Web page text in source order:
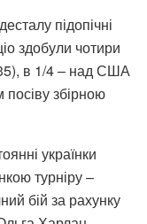
підопічні
здобули чотири
в 1/4 – над США
збірною
українки
турніру –
бій за рахунку